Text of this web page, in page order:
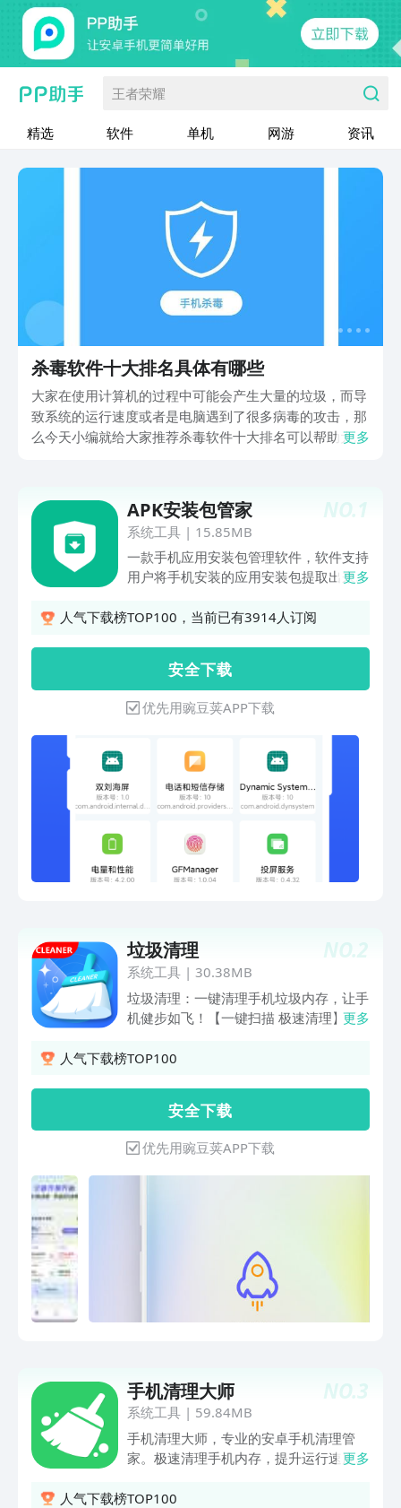
王者荣耀
精选 软件 单机 网游 资讯
杀毒软件十大排名具体有哪些
大家在使用计算机的过程中可能会产生大量的垃圾，而导
致系统的运行速度或者是电脑遇到了很多病毒的攻击，那
么今天小编就给大家推荐杀毒软件十大排名可以帮助大家
杀毒软件的功能吧！
更多
NO.1
APK安装包管家
系统工具| 15.85MB
一款手机应用安装包管理软件，软件支持
用户将手机安装的应用安装包提取出来并
享给局域网好友。另外，软件也支持提取
更多
人气下载榜TOP100，当前已有3914人订阅
安 全 下 载
优先用豌豆荚APP下载
NO.2
垃圾清理
系统工具| 30.38MB
垃圾清理：一键清理手机垃圾内存，让手
机健步如飞！【一键扫描 极速清理】手
啦！点击立即优化功能，一键扫描你的手
您的手机准备的电池降温修复功能，延长
手机电池寿命，轻松省电，让手机长时间
续航待机不是梦！【手机瘦身 深度清
理】为手机选择qq或者微信瘦身，短视
更多
人气下载榜TOP100
安 全 下 载
优先用豌豆荚APP下载
NO.3
手机清理大师
系统工具| 59.84MB
手机清理大师，专业的安卓手机清理管
家。极速清理手机内存，提升运行速度，
力扫描垃圾文件，增加手机存储空间。专
更多
人气下载榜TOP100